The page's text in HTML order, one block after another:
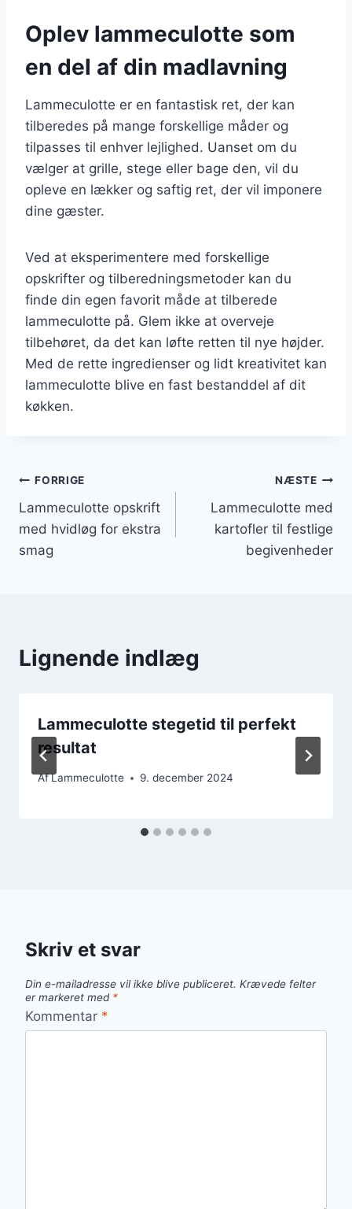
Oplev lammeculotte som
en del af din madlavning
Lammeculotte er en fantastisk ret, der kan
tilberedes på mange forskellige måder og
tilpasses til enhver lejlighed. Uanset om du
vælger at grille, stege eller bage den, vil du
opleve en lækker og saftig ret, der vil imponere
dine gæster.
Ved at eksperimentere med forskellige
opskrifter og tilberedningsmetoder kan du
finde din egen favorit måde at tilberede
lammeculotte på. Glem ikke at overveje
tilbehøret, da det kan løfte retten til nye højder.
Med de rette ingredienser og lidt kreativitet kan
lammeculotte blive en fast bestanddel af dit
køkken.
Indlægsnavigation
FORRIGE
Lammeculotte opskrift
med hvidløg for ekstra
smag
NÆSTE
Lammeculotte med
kartofler til festlige
begivenheder
Lignende indlæg
Lammeculotte stegetid til perfekt
resultat
AfLammeculotte 9. december 2024
Skriv et svar
Din e-mailadresse vil ikke blive publiceret. Krævede felter
er markeret med *
Kommentar *